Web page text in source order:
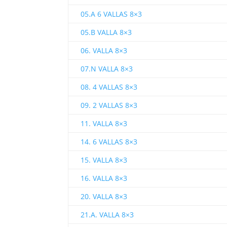
05.A 6 VALLAS 8×3
05.B VALLA 8×3
06. VALLA 8×3
07.N VALLA 8×3
08. 4 VALLAS 8×3
09. 2 VALLAS 8×3
11. VALLA 8×3
14. 6 VALLAS 8×3
15. VALLA 8×3
16. VALLA 8×3
20. VALLA 8×3
21.A. VALLA 8×3